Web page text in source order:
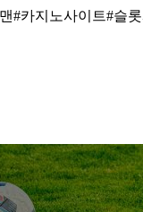
카지노사이트#슬